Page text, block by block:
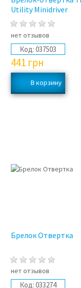
Utility Minidriver
нет отзывов
Код: 037503
441 грн
Брелок Отвертка
нет отзывов
Код: 033274